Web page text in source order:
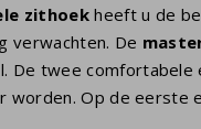
zithoekheeft u de
verwachten. De
De twee
worden. Op de eerste